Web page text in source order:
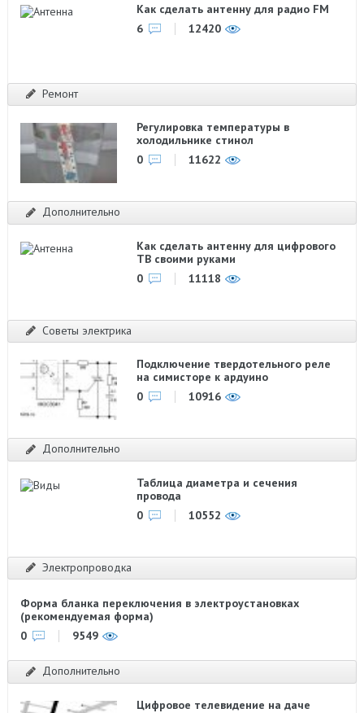
Как сделать антенну для радио FM
6
12420
Ремонт
Регулировка температуры в
холодильнике стинол
0
11622
Дополнительно
Как сделать антенну для цифрового
ТВ своими руками
0
11118
Советы электрика
Подключение твердотельного реле
на симисторе к ардуино
0
10916
Дополнительно
Таблица диаметра и сечения
провода
0
10552
Электропроводка
Форма бланка переключения в электроустановках
(рекомендуемая форма)
0
9549
Дополнительно
Цифровое телевидение на даче